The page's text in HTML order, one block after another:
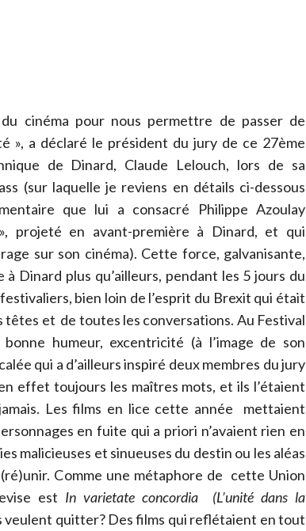
cinéma pour nous permettre de passer de
», a déclaré le président du jury de ce 27ème
de Dinard, Claude Lelouch, lors de sa
(sur laquelle je reviens en détails ci-dessous
que lui a consacré Philippe Azoulay
projeté en avant-première à Dinard, et qui
sur son cinéma). Cette force, galvanisante,
Dinard plus qu’ailleurs, pendant les 5 jours du
bien loin de l’esprit du Brexit qui était
têtes et de toutes les conversations. Au Festival
humeur, excentricité (à l’image de son
qui a d’ailleurs inspiré deux membres du jury
effet toujours les maîtres mots, et ils l’étaient
Les films en lice cette année mettaient
en fuite qui a priori n’avaient rien en
malicieuses et sinueuses du destin ou les aléas
Comme une métaphore de cette Union
est In varietate concordia (L’unité dans la
veulent quitter? Des films qui reflétaient en tout